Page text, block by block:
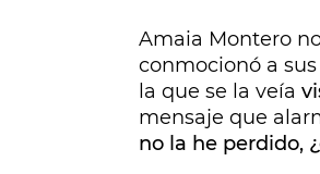
Amaia Montero
conmocionó a
la que se la veía
mensaje que
no la he perdido,